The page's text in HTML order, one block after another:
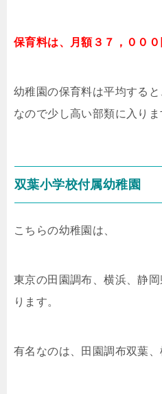
保育料は、月額３７，０００
幼稚園の保育料は平均する
なので少し高い部類に入りま
双葉小学校付属幼稚園
こちらの幼稚園は、
東京の田園調布、横浜、静
ります。
有名なのは、田園調布双葉、